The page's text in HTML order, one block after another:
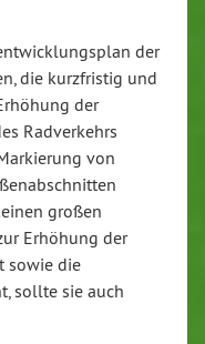
der
die kurzfristig und
der
Radverkehrs
von
großen
Erhöhung der
sowie die
sollte sie auch